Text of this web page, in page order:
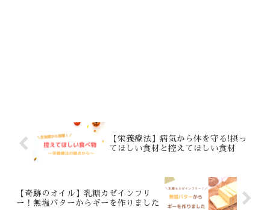
【栄養療法】病気から体を守る!摂っ
てほしい食材と控えてほしい食材
【奇跡のオイル】乳糖カゼインフリ
ー！無塩バターからギーを作りました